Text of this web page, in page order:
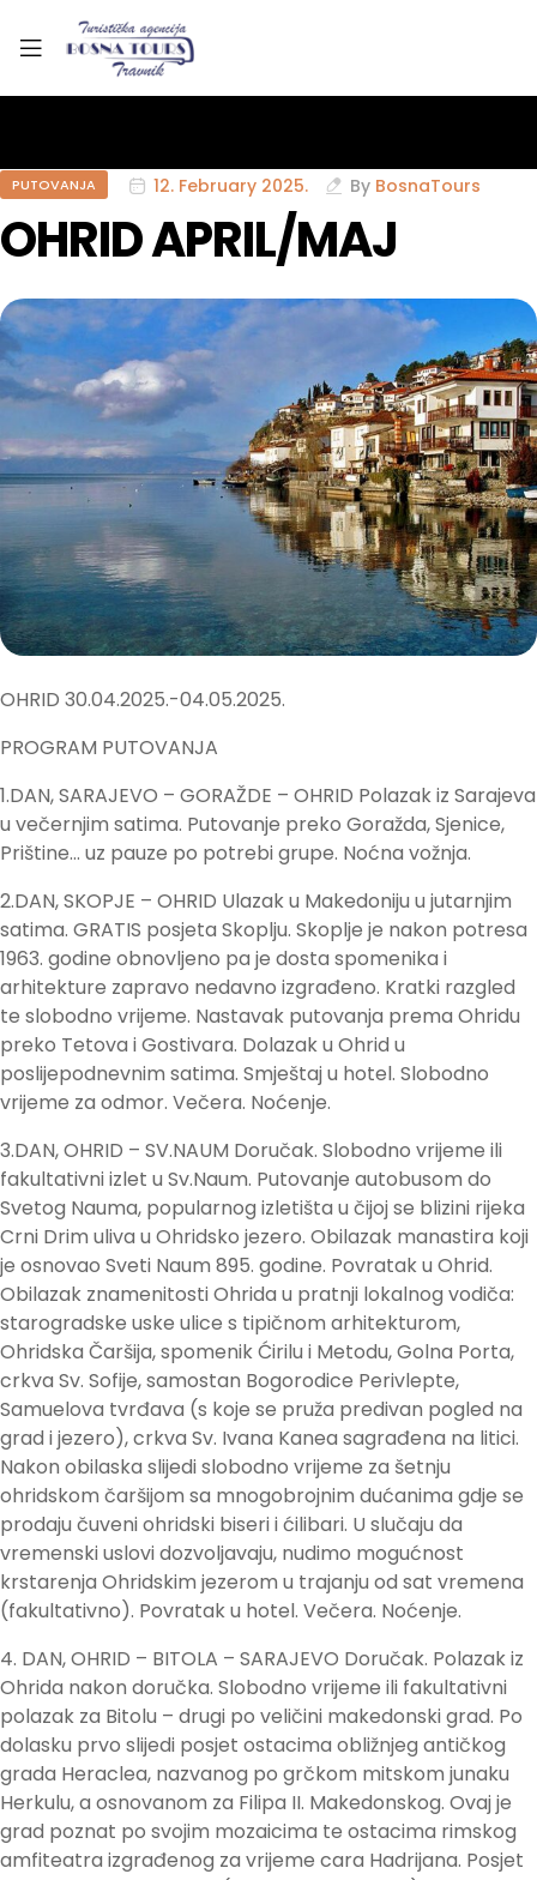
PUTOVANJA 12. February 2025. By BosnaTours
OHRID APRIL/MAJ
OHRID 30.04.2025.-04.05.2025.
PROGRAM PUTOVANJA
1.DAN, SARAJEVO – GORAŽDE – OHRID Polazak iz Sarajeva
u večernjim satima. Putovanje preko Goražda, Sjenice,
Prištine… uz pauze po potrebi grupe. Noćna vožnja.
2.DAN, SKOPJE – OHRID Ulazak u Makedoniju u jutarnjim
satima. GRATIS posjeta Skoplju. Skoplje je nakon potresa
1963. godine obnovljeno pa je dosta spomenika i
arhitekture zapravo nedavno izgrađeno. Kratki razgled
te slobodno vrijeme. Nastavak putovanja prema Ohridu
preko Tetova i Gostivara. Dolazak u Ohrid u
poslijepodnevnim satima. Smještaj u hotel. Slobodno
vrijeme za odmor. Večera. Noćenje.
3.DAN, OHRID – SV.NAUM Doručak. Slobodno vrijeme ili
fakultativni izlet u Sv.Naum. Putovanje autobusom do
Svetog Nauma, popularnog izletišta u čijoj se blizini rijeka
Crni Drim uliva u Ohridsko jezero. Obilazak manastira koji
je osnovao Sveti Naum 895. godine. Povratak u Ohrid.
Obilazak znamenitosti Ohrida u pratnji lokalnog vodiča:
starogradske uske ulice s tipičnom arhitekturom,
Ohridska Čaršija, spomenik Ćirilu i Metodu, Golna Porta,
crkva Sv. Sofije, samostan Bogorodice Perivlepte,
Samuelova tvrđava (s koje se pruža predivan pogled na
grad i jezero), crkva Sv. Ivana Kanea sagrađena na litici.
Nakon obilaska slijedi slobodno vrijeme za šetnju
ohridskom čaršijom sa mnogobrojnim dućanima gdje se
prodaju čuveni ohridski biseri i ćilibari. U slučaju da
vremenski uslovi dozvoljavaju, nudimo mogućnost
krstarenja Ohridskim jezerom u trajanju od sat vremena
(fakultativno). Povratak u hotel. Večera. Noćenje.
4. DAN, OHRID – BITOLA – SARAJEVO Doručak. Polazak iz
Ohrida nakon doručka. Slobodno vrijeme ili fakultativni
polazak za Bitolu – drugi po veličini makedonski grad. Po
dolasku prvo slijedi posjet ostacima obližnjeg antičkog
grada Heraclea, nazvanog po grčkom mitskom junaku
Herkulu, a osnovanom za Filipa II. Makedonskog. Ovaj je
grad poznat po svojim mozaicima te ostacima rimskog
amfiteatra izgrađenog za vrijeme cara Hadrijana. Posjet